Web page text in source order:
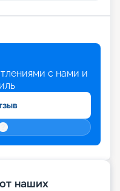
с нами и
наших